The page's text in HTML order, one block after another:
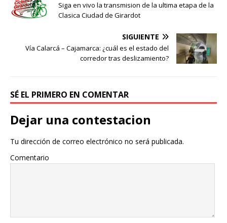
Siga en vivo la transmision de la ultima etapa de la
Clasica Ciudad de Girardot
SIGUIENTE
Vía Calarcá – Cajamarca: ¿cuál es el estado del
corredor tras deslizamiento?
SÉ EL PRIMERO EN COMENTAR
Dejar una contestacion
Tu dirección de correo electrónico no será publicada.
Comentario